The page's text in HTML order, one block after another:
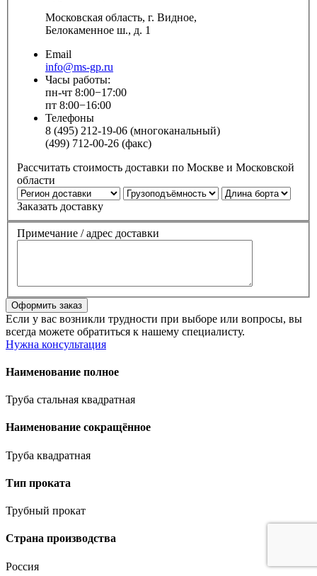
Московская область, г. Видное,
Белокаменное ш., д. 1
Email
info@ms-gp.ru
Часы работы:
пн-чт 8:00−17:00
пт 8:00−16:00
Телефоны
8 (495) 212-19-06 (многоканальный)
(499) 712-00-26 (факс)
Рассчитать стоимость доставки по Москве и Московской
области
Заказать доставку
Примечание / адрес доставки
Если у вас возникли трудности при выборе или вопросы, вы
всегда можете обратиться к нашему специалисту.
Нужна консультация
Наименование полное
Труба стальная квадратная
Наименование сокращённое
Труба квадратная
Тип проката
Трубный прокат
Страна производства
Россия